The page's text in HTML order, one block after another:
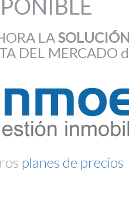
LA
DEL MERCADO
planes de precios